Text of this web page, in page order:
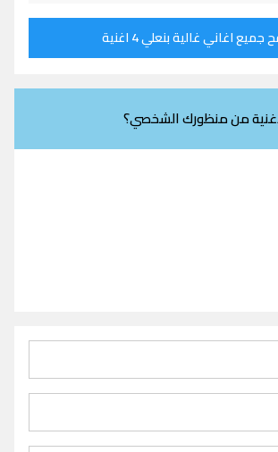
اغاني غالية بنعلي 4 اغنية
من منظورك الشخصي؟